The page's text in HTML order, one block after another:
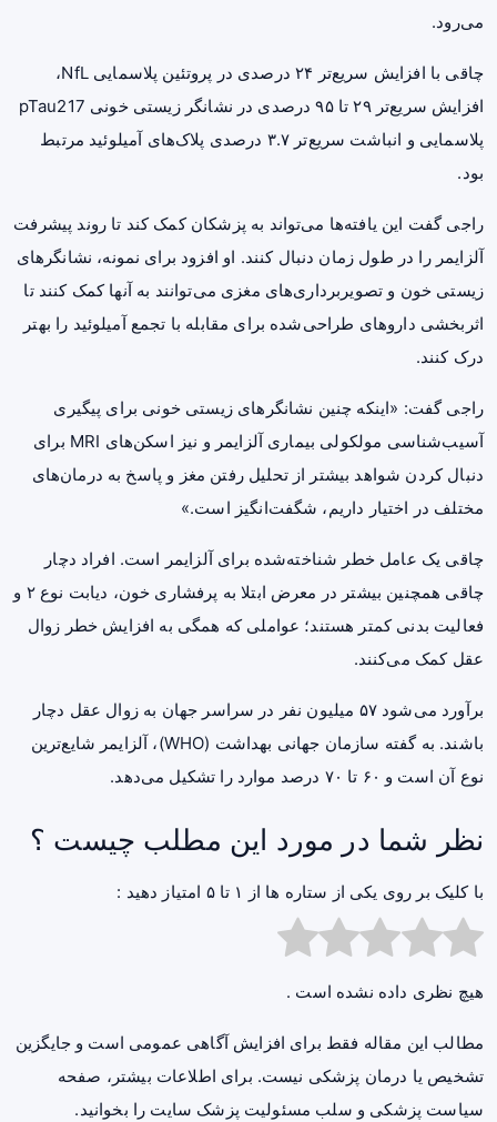
می‌رود.
چاقی با افزایش سریع‌تر ۲۴ درصدی در پروتئین پلاسمایی NfL،
افزایش سریع‌تر ۲۹ تا ۹۵ درصدی در نشانگر زیستی خونی pTau217
پلاسمایی و انباشت سریع‌تر ۳.۷ درصدی پلاک‌های آمیلوئید مرتبط
بود.
راجی گفت این یافته‌ها می‌تواند به پزشکان کمک کند تا روند پیشرفت
آلزایمر را در طول زمان دنبال کنند. او افزود برای نمونه، نشانگرهای
زیستی خون و تصویربرداری‌های مغزی می‌توانند به آنها کمک کنند تا
اثربخشی داروهای طراحی‌شده برای مقابله با تجمع آمیلوئید را بهتر
درک کنند.
راجی گفت: «اینکه چنین نشانگرهای زیستی خونی برای پیگیری
آسیب‌شناسی مولکولی بیماری آلزایمر و نیز اسکن‌های MRI برای
دنبال کردن شواهد بیشتر از تحلیل رفتن مغز و پاسخ به درمان‌های
مختلف در اختیار داریم، شگفت‌انگیز است.»
چاقی یک عامل خطر شناخته‌شده برای آلزایمر است. افراد دچار
چاقی همچنین بیشتر در معرض ابتلا به پرفشاری خون، دیابت نوع ۲ و
فعالیت بدنی کمتر هستند؛ عواملی که همگی به افزایش خطر زوال
عقل کمک می‌کنند.
برآورد می‌شود ۵۷ میلیون نفر در سراسر جهان به زوال عقل دچار
باشند. به گفته سازمان جهانی بهداشت (WHO)، آلزایمر شایع‌ترین
نوع آن است و ۶۰ تا ۷۰ درصد موارد را تشکیل می‌دهد.
نظر شما در مورد این مطلب چیست ؟
با کلیک بر روی یکی از ستاره ها از ۱ تا ۵ امتیاز دهید :
هیچ نظری داده نشده است .
مطالب این مقاله فقط برای افزایش آگاهی عمومی است و جایگزین
تشخیص یا درمان پزشکی نیست. برای اطلاعات بیشتر، صفحه
سیاست پزشکی و سلب مسئولیت پزشک سایت را بخوانید.